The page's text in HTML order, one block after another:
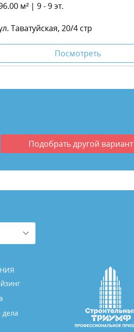
м² | 9 - 9 эт.
Таватуйская, 20/4 стр
Посмотреть
Подобратьдругой вариант